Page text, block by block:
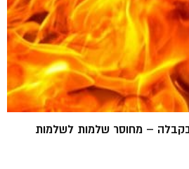
– מחוסר שלמות לשלמות